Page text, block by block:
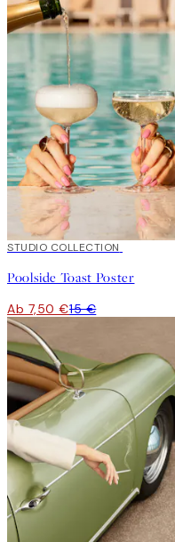
50%*
STUDIO COLLECTION
Poolside Toast Poster
Ab 7,50 €15 €